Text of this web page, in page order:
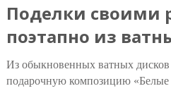
Поделки своими
поэтапно из
Из обыкновенных ватных
подарочную композицию «Белые